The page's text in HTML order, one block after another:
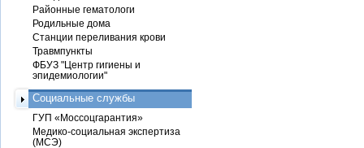
Районные гематологи
Родильные дома
Станции переливания крови
Травмпункты
ФБУЗ "Центр гигиены и
эпидемиологии"
Социальные службы
ГУП «Моссоцгарантия»
Медико-социальная экспертиза
(МСЭ)